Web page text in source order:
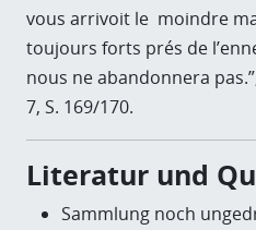
vous arrivoit le moindre
toujours forts prés de
nous ne abandonnera
7, S. 169/170.
Literatur und
Sammlung noch